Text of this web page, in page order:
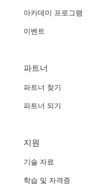
아카데미 프로그램
이벤트
파트너
파트너 찾기
파트너 되기
지원
기술 자료
학습 및 자격증